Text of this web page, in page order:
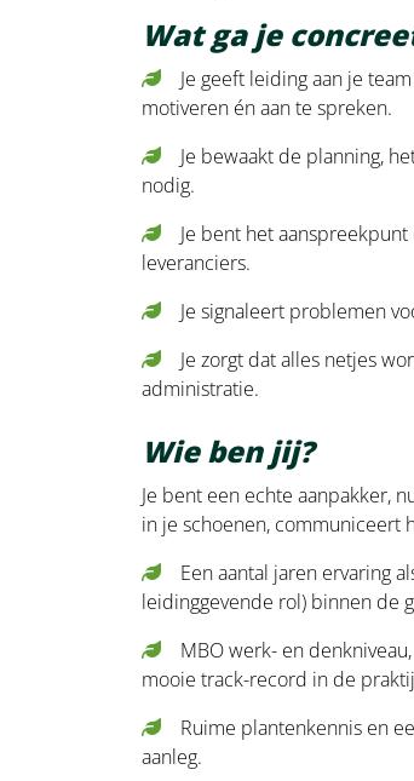
Wat ga je
Je geeft leiding aan je
motiveren én aan te spreken.
Je bewaakt de planning,
nodig.
Je bent het
leveranciers.
Je signaleert problemen
Je zorgt dat alles netjes
administratie.
Wie ben jij?
Je bent een echte aanpakker,
in je schoenen, communiceert
Een aantal jaren ervaring
leidinggevende rol) binnen de
MBO werk- en
mooie track-record in de
Ruime plantenkennis en
aanleg.